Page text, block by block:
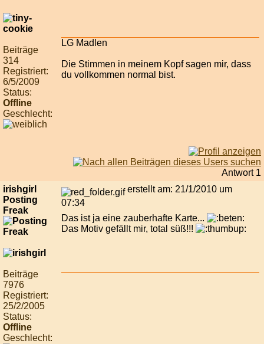
Beiträge
314
Registriert:
6/5/2009
Status:
Offline
Geschlecht:
LG Madlen
Die Stimmen in meinem Kopf sagen mir, dass
du vollkommen normal bist.
Antwort 1
irishgirl
Posting
Freak
Beiträge
7976
Registriert:
25/2/2005
Status:
Offline
Geschlecht:
erstellt am: 21/1/2010 um
07:34
Das ist ja eine zauberhafte Karte...
Das Motiv gefällt mir, total süß!!!